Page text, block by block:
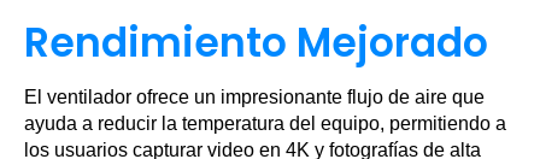
Rendimiento Mejorado
El ventilador ofrece un impresionante flujo de aire que
ayuda a reducir la temperatura del equipo, permitiendo a
los usuarios capturar video en 4K y fotografías de alta